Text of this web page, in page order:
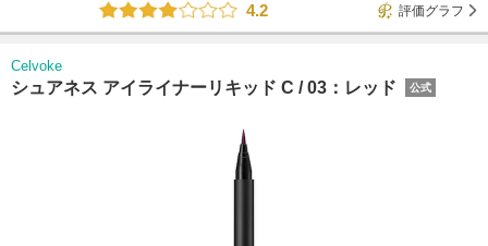
4.2
評価グラフ
Celvoke
シュアネス アイライナーリキッド C /03：レッド 公式